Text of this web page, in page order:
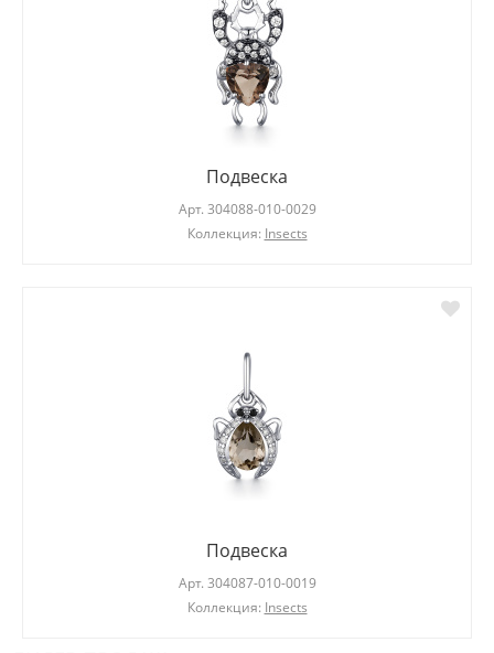
Подвеска
Арт. 304088-010-0029
Коллекция: Insects
Подвеска
Арт. 304087-010-0019
Коллекция: Insects